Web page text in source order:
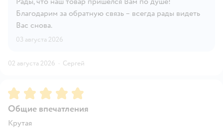
Благодарим за обратную связь – всегда рады видеть
Вас снова.
03 августа 2026
02 августа 2026 · Сергей
Рейтинг:5
Общие впечатления
Крутая